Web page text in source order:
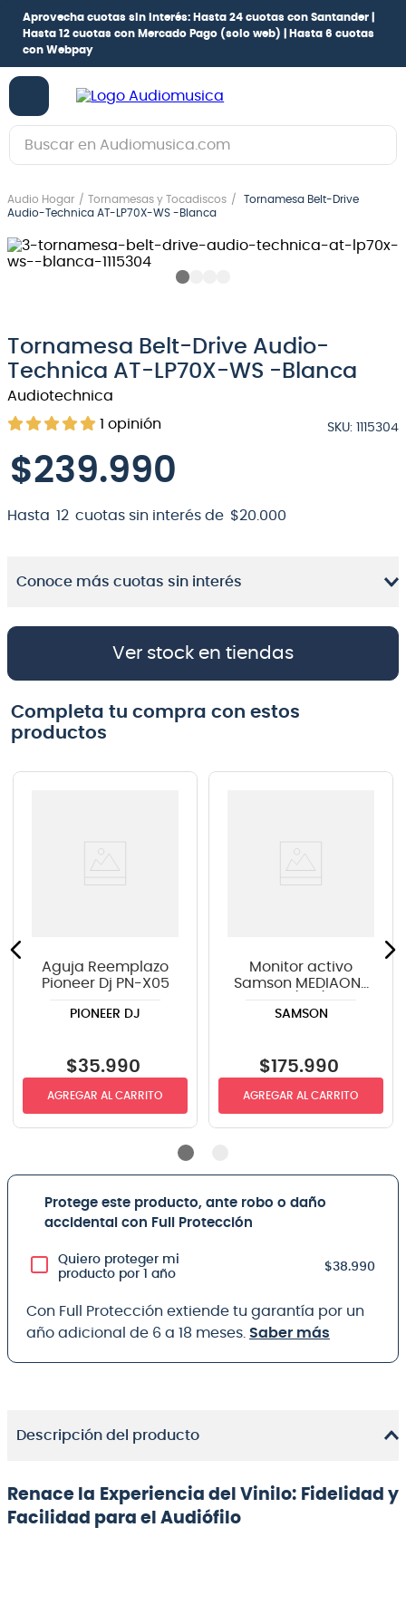
Aprovecha cuotas sin interés: Hasta 24 cuotas con Santander |
Hasta 12 cuotas con Mercado Pago (solo web) |
Hasta 6 cuotas
con Webpay
Buscar en Audiomusica.com
Audio Hogar Tornamesas y Tocadiscos
Tornamesa Belt-Drive
Audio-Technica AT-LP70X-WS -Blanca
Tornamesa Belt-Drive Audio-
Technica AT-LP70X-WS -Blanca
Audiotechnica
1 opinión SKU: 1115304
$239.990
Hasta 12 cuotas sin interés de $20 000
Conoce más cuotas sin interés
Ver stock en tiendas
Completa tu compra con estos
productos
Aguja Reemplazo
Pioneer Dj PN-X05
PIONEER DJ
$35.990
AGREGAR AL CARRITO
Monitor activo
Samson MEDIAONE
Bluetooth
SAMSON
$175.990
AGREGAR AL CARRITO
Protege este producto, ante robo o daño
accidental con Full Protección
Quiero proteger mi
producto por 1 año
$38.990
Con Full Protección extiende tu garantía por un
año adicional de 6 a 18 meses. Saber más
Descripción del producto
Renace la Experiencia del Vinilo: Fidelidad y
Facilidad para el Audiófilo
1.
guitarra electrica
2.
bajo
guitarra electroacústica
5 .
amplificador
6.
teclado
7.
guitarra
8.
micrófono
9 .
bateria